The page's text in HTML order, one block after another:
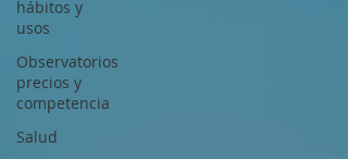
hábitos y
usos
Observatorios
precios y
competencia
Salud